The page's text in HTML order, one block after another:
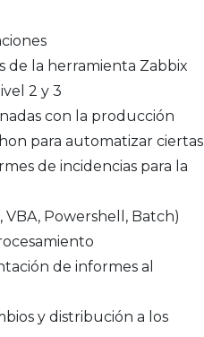
de la herramienta Zabbix
2 y 3
con la producción
para automatizar ciertas
de incidencias para la
Powershell, Batch)
de informes al
y distribución a los